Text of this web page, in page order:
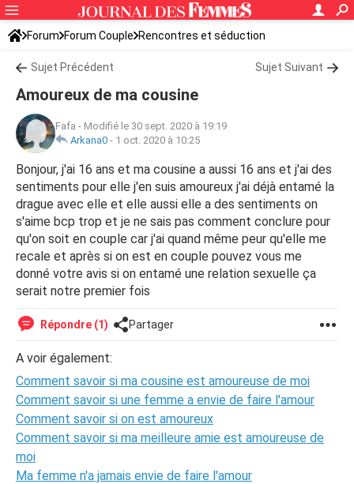
Forum Forum Couple Rencontres et séduction
Sujet Précédent Sujet Suivant
Amoureux de ma cousine
Fafa - Modifié le 30 sept. 2020 à 19:19
Arkana0 - 1 oct. 2020 à 10:25
Bonjour, j'ai 16 ans et ma cousine a aussi 16 ans et j'ai des
sentiments pour elle j'en suis amoureux j'ai déjà entamé la
drague avec elle et elle aussi elle a des sentiments on
s'aime bcp trop et je ne sais pas comment conclure pour
qu'on soit en couple car j'ai quand même peur qu'elle me
recale et après si on est en couple pouvez vous me
donné votre avis si on entamé une relation sexuelle ça
serait notre premier fois
Répondre (1) Partager
A voir également:
Comment savoir si ma cousine est amoureuse de moi
Comment savoir si une femme a envie de faire l'amour
Comment savoir si on est amoureux
Comment savoir si ma meilleure amie est amoureuse de
moi
Ma femme n'a jamais envie de faire l'amour